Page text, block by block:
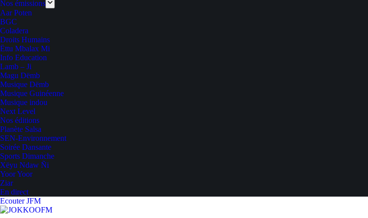
Nos émissions
Aar Poten
BGC
Coladera
Droits Humains
Ëttu Mbalax Mi
Info Education
Lamb – Ji
Magu Dëmb
Musique Dëmb
Musique Guinéenne
Musique indou
Next Level
Nos éditions
Planète Salsa
SEN-Environnement
Soirée Dansante
Sports Dimanche
Xëyu Ndaw Ñi
Yoor Yoor
Ziar
En direct
Ecouter JFM